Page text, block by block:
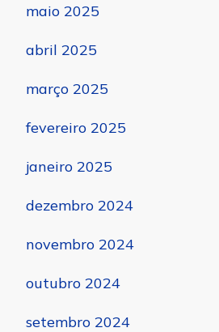
maio 2025
abril 2025
março 2025
fevereiro 2025
janeiro 2025
dezembro 2024
novembro 2024
outubro 2024
setembro 2024